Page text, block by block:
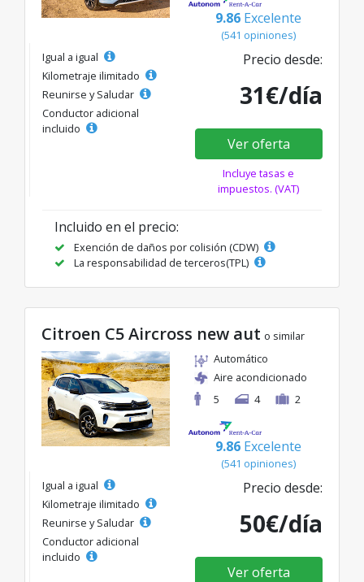
9.86 Excelente
(541 opiniones)
Igual a igual
Kilometraje ilimitado
Reunirse y Saludar
Conductor adicional
incluido
Precio desde:
31€/día
Ver oferta
Incluye tasas e
impuestos. (VAT)
Incluido en el precio:
Exención de daños por colisión (CDW)
La responsabilidad de terceros(TPL)
Citroen C5 Aircross new aut o similar
Automático
Aire acondicionado
5
4 2
9.86 Excelente
(541 opiniones)
Igual a igual
Kilometraje ilimitado
Reunirse y Saludar
Conductor adicional
incluido
Precio desde:
50€/día
Ver oferta